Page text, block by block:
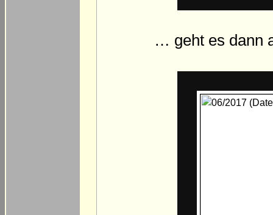
… geht es dann